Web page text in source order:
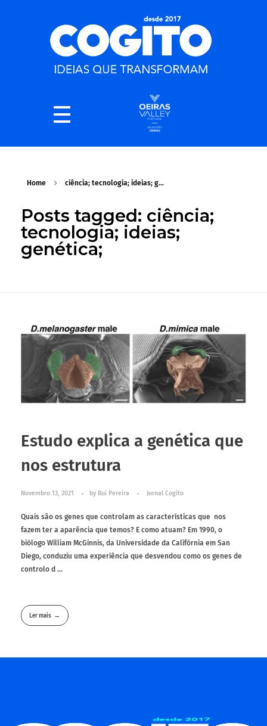
Home ciência; tecnologia; ideias; g...
Posts tagged: ciência;
tecnologia; ideias;
genética;
Estudo explica a genética que
nos estrutura
Novembro 13, 2021 by Rui Pereira Jornal Cogito
Quais são os genes que controlam as características que nos
fazem ter a aparência que temos? E como atuam? Em 1990, o
biólogo William McGinnis, da Universidade da Califórnia em San
Diego, conduziu uma experiência que desvendou como os genes de
controlo d ...
Ler mais